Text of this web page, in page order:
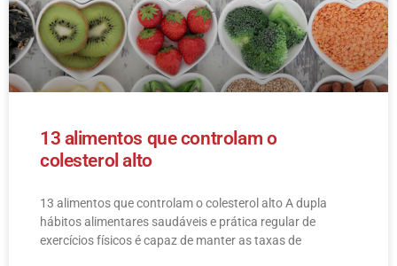
13 alimentos que controlam o
colesterol alto
13 alimentos que controlam o colesterol alto​ A dupla
hábitos alimentares saudáveis e prática regular de
exercícios físicos é capaz de manter as taxas de